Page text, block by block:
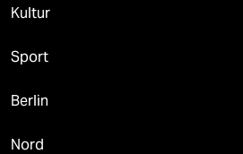
Kultur
Sport
Berlin
Nord